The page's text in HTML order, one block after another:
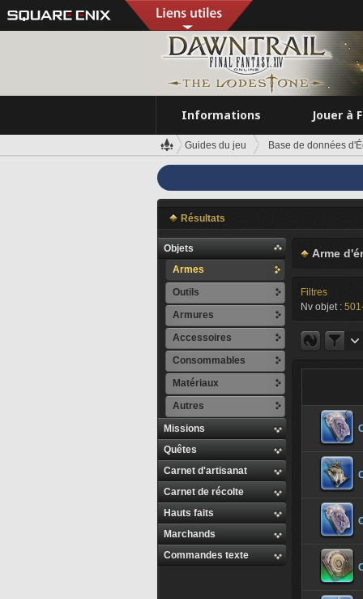
Informations Jouer à
Guides du jeu Base de données
Résultats
Objets
Armes
Outils
Armures
Accessoires
Consommables
Matériaux
Autres
Missions
Quêtes
Carnet d'artisanat
Carnet de récolte
Hauts faits
Marchands
Commandes texte
Arme
Filtres
Nv objet :